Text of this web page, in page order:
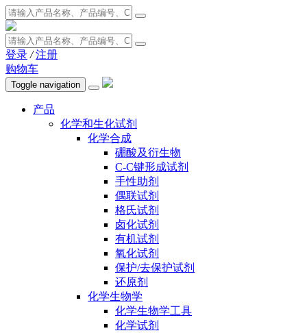
登录 / 注册
购物车
Toggle navigation
产品
化学和生化试剂
化学合成
硼酸及衍生物
C-C键形成试剂
手性助剂
偶联试剂
格氏试剂
卤化试剂
有机试剂
氧化试剂
保护/去保护试剂
还原剂
化学生物学
化学生物学工具
化学试剂